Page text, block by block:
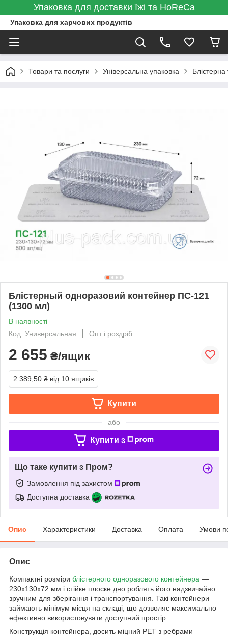
Упаковка для доставки їжі та HoReCa
Упаковка для харчових продуктів
Товари та послуги Універсальна упаковка Блістерна
Блістерный одноразовий контейнер ПС-121
(1300 мл)
В наявності
Код: Универсальная
Опт і роздріб
2 655 ₴/ящик
2 389,50 ₴ від 10 ящиків
Купити
або
Купити з
Що таке купити з Пром?
Замовлення під захистом
Доступна доставка
Опис Характеристики Доставка Оплата Умови
Опис
Компактні розміри блістерного одноразового контейнера —
230х130х72 мм і стійке плоске дно роблять його надзвичайно
зручним для зберігання і транспортування. Такі контейнери
займають мінімум місця на складі, що дозволяє максимально
ефективно використовувати доступний простір.
Конструкція контейнера, досить міцний РЕТ з ребрами